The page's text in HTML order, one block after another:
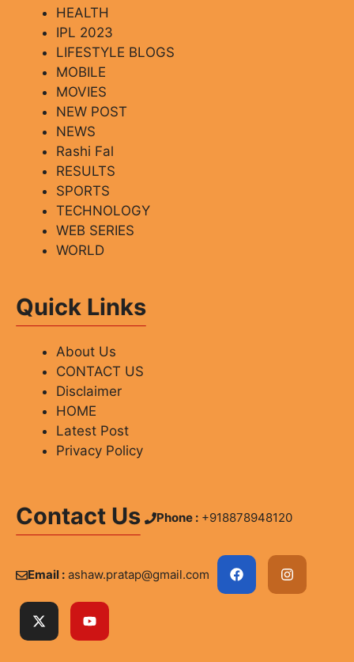
HEALTH
IPL 2023
LIFESTYLE BLOGS
MOBILE
MOVIES
NEW POST
NEWS
Rashi Fal
RESULTS
SPORTS
TECHNOLOGY
WEB SERIES
WORLD
Quick Links
About Us
CONTACT US
Disclaimer
HOME
Latest Post
Privacy Policy
Contact Us Phone : +918878948120
Email : ashaw.pratap@gmail.com